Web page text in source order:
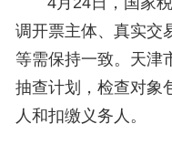
调开票主体、真实交
等需保持一致。天津
抽查计划，检查对象
人和扣缴义务人。